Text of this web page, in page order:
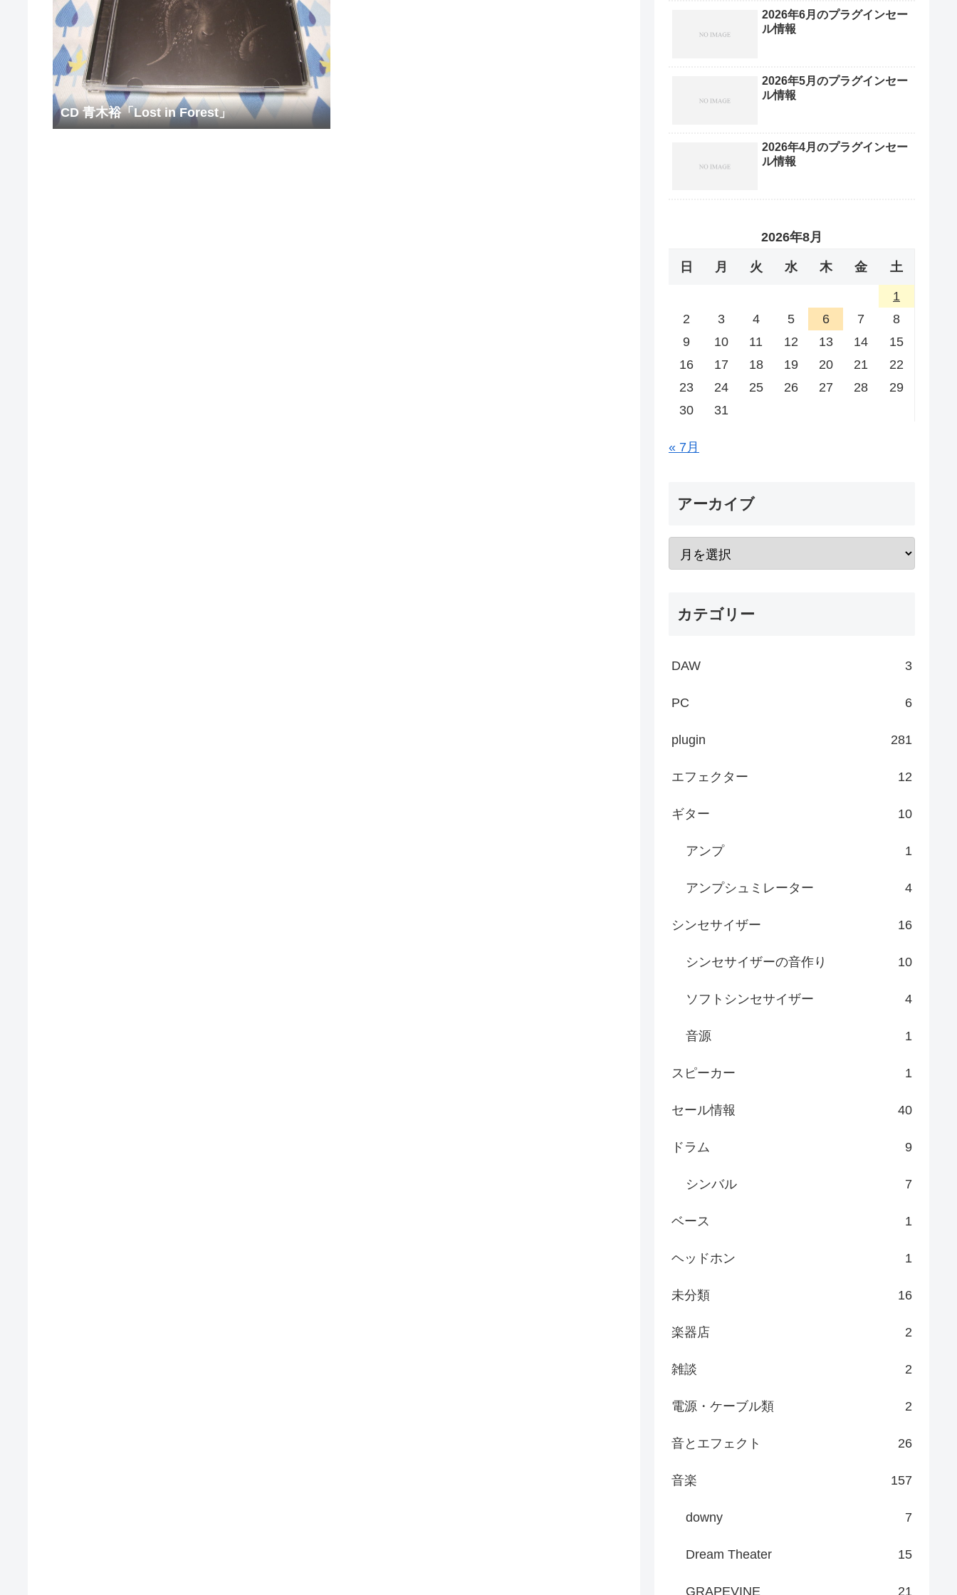
CD 青木裕「Lost in Forest」
2026年6月のプラグインセー
ル情報
2026年5月のプラグインセー
ル情報
2026年4月のプラグインセー
ル情報
2026年8月
日 月 火 水 木 金 土
1
2
3 4 5 6 7
8
9
10 11 12 13 14
15
16
17 18 19 20 21
22
23
24 25 26 27 28
29
30
31
« 7月
アーカイブ
カテゴリー
DAW 3
PC 6
plugin 281
エフェクター 12
ギター 10
アンプ 1
アンプシュミレーター 4
シンセサイザー 16
シンセサイザーの音作り 10
ソフトシンセサイザー 4
音源 1
スピーカー 1
セール情報 40
ドラム 9
シンバル 7
ベース 1
ヘッドホン 1
未分類 16
楽器店 2
雑談 2
電源・ケーブル類 2
音とエフェクト 26
音楽 157
downy 7
Dream Theater 15
GRAPEVINE 21